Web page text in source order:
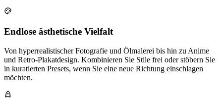
Endlose ästhetische Vielfalt
Von hyperrealistischer Fotografie und Ölmalerei bis hin zu Anime
und Retro-Plakatdesign. Kombinieren Sie Stile frei oder stöbern Sie
in kuratierten Presets, wenn Sie eine neue Richtung einschlagen
möchten.